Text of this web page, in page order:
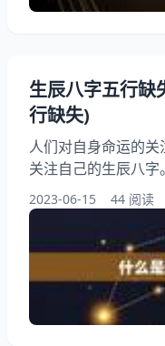
生辰八字五行缺
行缺失)
人们对自身命运的
关注自己的生辰八
个概念。五行缺失指
量较少，从而导致
行缺失呢？本文将
八字五行缺失 生辰
日、时的天干地支
火、土。而五行缺
数量较少
2023-06-15 44 阅读